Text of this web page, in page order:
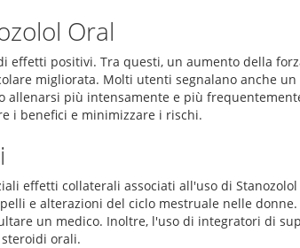
Oral
effetti positivi. Tra questi, un aumento della
migliorata. Molti utenti segnalano anche
allenarsi più intensamente e più
i benefici e minimizzare i rischi.
effetti collaterali associati all'uso di
e alterazioni del ciclo mestruale nelle donne.
un medico. Inoltre, l'uso di integratori di
orali.